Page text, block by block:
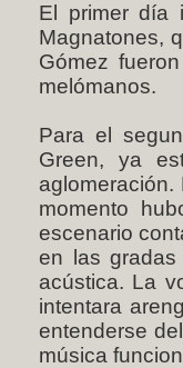
El primer día
Magnatones,
Gómez
melómanos.
Para el
Green, ya
momento
escenario
en las
acústica. La
intentara
entenderse
música